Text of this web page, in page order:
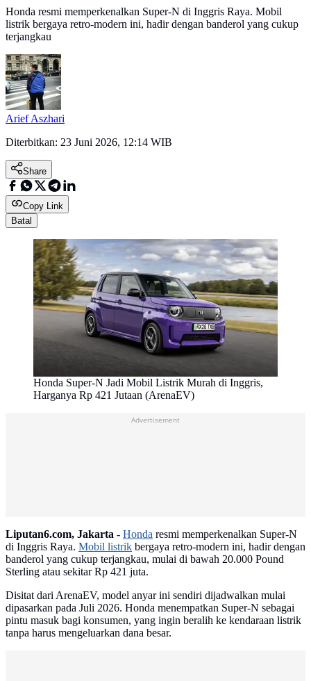
Honda resmi memperkenalkan Super-N di Inggris Raya. Mobil
listrik bergaya retro-modern ini, hadir dengan banderol yang cukup
terjangkau
Arief Aszhari
Diterbitkan: 23 Juni 2026, 12:14 WIB
Share
Copy Link
Batal
Honda Super-N Jadi Mobil Listrik Murah di Inggris,
Harganya Rp 421 Jutaan (ArenaEV)
Advertisement
Liputan6.com, Jakarta - Honda resmi memperkenalkan Super-N
di Inggris Raya. Mobil listrik bergaya retro-modern ini, hadir dengan
banderol yang cukup terjangkau, mulai di bawah 20.000 Pound
Sterling atau sekitar Rp 421 juta.
Disitat dari ArenaEV, model anyar ini sendiri dijadwalkan mulai
dipasarkan pada Juli 2026. Honda menempatkan Super-N sebagai
pintu masuk bagi konsumen, yang ingin beralih ke kendaraan listrik
tanpa harus mengeluarkan dana besar.